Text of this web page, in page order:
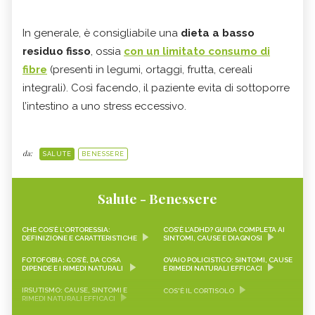
In generale, è consigliabile una dieta a basso
residuo fisso , ossia con un limitato consumo di
fibre (presenti in legumi, ortaggi, frutta, cereali
integrali). Così facendo, il paziente evita di sottoporre
l’intestino a uno stress eccessivo.
da: SALUTE BENESSERE
Salute - Benessere
CHE COS’È L’ORTORESSIA:
DEFINIZIONE E CARATTERISTICHE
COS’È L’ADHD? GUIDA COMPLETA AI
SINTOMI, CAUSE E DIAGNOSI
FOTOFOBIA: COS’È, DA COSA
DIPENDE E I RIMEDI NATURALI
OVAIO POLICISTICO: SINTOMI, CAUSE
E RIMEDI NATURALI EFFICACI
IRSUTISMO: CAUSE, SINTOMI E
RIMEDI NATURALI EFFICACI
COS'È IL CORTISOLO